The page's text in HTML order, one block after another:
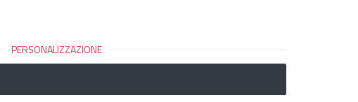
PERSONALIZZAZIONE